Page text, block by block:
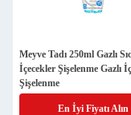
Meyve Tadı 250ml Gazlı
İçecekler Şişelenme Gazlı
Şişelenme
En İyi Fiyatı Alın